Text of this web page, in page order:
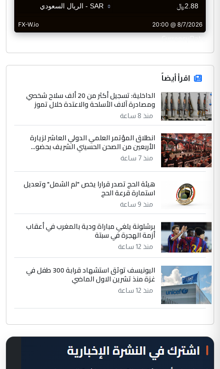
CurrencyRate
اقرأ أيضاً
الداخلية: تسجيل أكثر من 20 ألف سلاح شخصي
ومصادرة آلاف الأسلحة والاعتدة خلال تموز
منذ 8 ساعة
انطلاق المؤتمر العلمي الدولي العاشر لزيارة
الأربعين من الصحن الحسيني الشريف بحضو...
منذ 7 ساعة
هيئة الحج تصدر قرارا يخص "لم الشمل" وتعديل
استمارة قرعة الحج
منذ 9 ساعة
برشلونة يلغي مباراة ودية بالمغرب في أعقاب
أزمة الهجرة في سبتة
منذ 12 ساعة
اليونيسف توثق استشهاد قرابة 300 طفل في
غزة منذ تشرين الاول الماضي
منذ 12 ساعة